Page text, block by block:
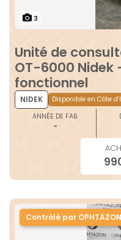
3
Unité de
OT-6000 Nidek
fonctionnel
NIDEK
Disponible en Côte
ANNÉE DE FAB.
-
Contrôlé par OPHTAZON